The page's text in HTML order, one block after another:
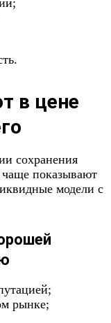
в цене
сохранения
чаще показывают
модели с
рынке;